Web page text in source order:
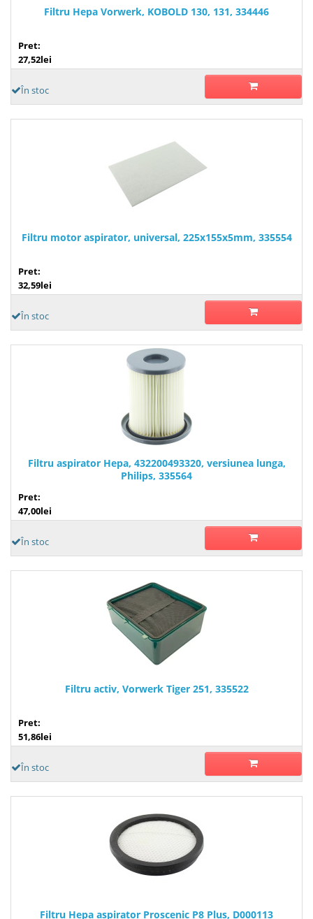
Filtru Hepa Vorwerk, KOBOLD 130, 131, 334446
Pret:
27,52lei
În stoc
Filtru motor aspirator, universal, 225x155x5mm, 335554
Pret:
32,59lei
În stoc
Filtru aspirator Hepa, 432200493320, versiunea lunga,
Philips, 335564
Pret:
47,00lei
În stoc
Filtru activ, Vorwerk Tiger 251, 335522
Pret:
51,86lei
În stoc
Filtru Hepa aspirator Proscenic P8 Plus, D000113